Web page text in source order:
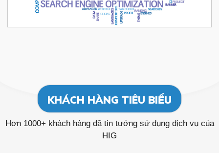
KHÁCH HÀNG TIÊU BIỂU
Hơn 1000+ khách hàng đã tin tưởng sử dụng dịch vụ của
HIG